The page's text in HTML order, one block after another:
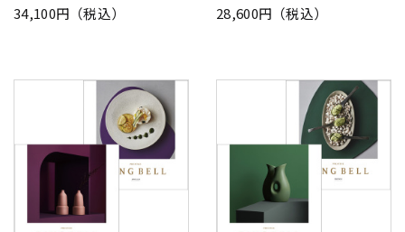
34,100円（税込）
28,600円（税込）